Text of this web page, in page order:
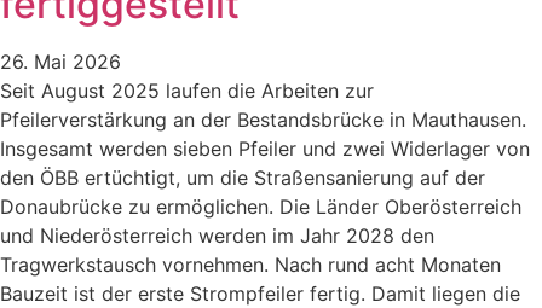
26. Mai 2026
Seit August 2025 laufen die Arbeiten zur
Pfeilerverstärkung an der Bestandsbrücke in Mauthausen.
Insgesamt werden sieben Pfeiler und zwei Widerlager von
den ÖBB ertüchtigt, um die Straßensanierung auf der
Donaubrücke zu ermöglichen. Die Länder Oberösterreich
und Niederösterreich werden im Jahr 2028 den
Tragwerkstausch vornehmen. Nach rund acht Monaten
Bauzeit ist der erste Strompfeiler fertig. Damit liegen die